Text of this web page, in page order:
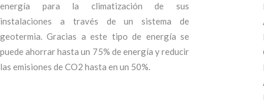
energía para la climatización de sus
instalaciones a través de un sistema de
geotermia. Gracias a este tipo de energía se
puede ahorrar hasta un 75% de energía y reducir
las emisiones de CO2 hasta en un 50%.